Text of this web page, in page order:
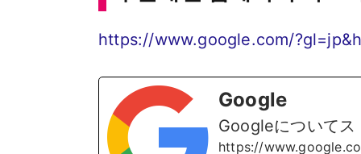
https://www.google.com/
Google
Googleについてス
https://